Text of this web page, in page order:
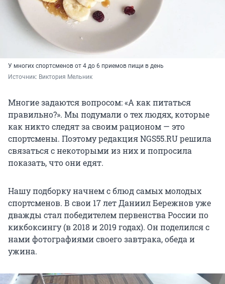
У многих спортсменов от 4 до 6 приемов пищи в день
Источник: Виктория Мельник
Многие задаются вопросом: «А как питаться
правильно?». Мы подумали о тех людях, которые
как никто следят за своим рационом — это
спортсмены. Поэтому редакция NGS55.RU решила
связаться с некоторыми из них и попросила
показать, что они едят.
Нашу подборку начнем с блюд самых молодых
спортсменов. В свои 17 лет Даниил Бережнов уже
дважды стал победителем первенства России по
кикбоксингу (в 2018 и 2019 годах). Он поделился с
нами фотографиями своего завтрака, обеда и
ужина.